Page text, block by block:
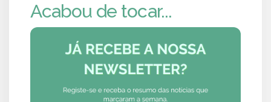
Acabou de tocar...